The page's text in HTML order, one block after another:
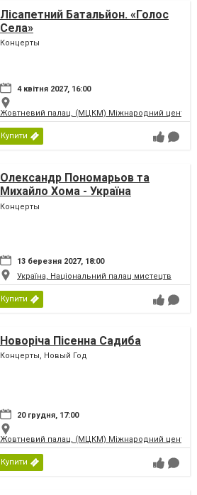
Лісапетний Батальйон. «Голос
Села»
Концерты
4 квітня 2027, 16:00
Жовтневий палац, (МЦКМ) Міжнародний центр
Купити
Олександр Пономарьов та
Михайло Хома - Україна
Переможе!
Концерты
13 березня 2027, 18:00
Україна, Національний палац мистецтв
Купити
Новоріча Пісенна Садиба
Концерты, Новый Год
20 грудня, 17:00
Жовтневий палац, (МЦКМ) Міжнародний центр
Купити